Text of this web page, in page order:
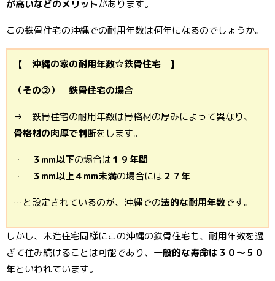
が高いなどのメリットがあります。
この鉄骨住宅の沖縄での耐用年数は何年になるのでしょうか。
【 沖縄の家の耐用年数☆鉄骨住宅 】
（その②） 鉄骨住宅の場合
→ 鉄骨住宅の耐用年数は骨格材の厚みによって異なり、
骨格材の肉厚で判断をします。
・ ３mm以下の場合は１９年間
・
３mm以上４mm未満の場合には２７年
…と設定されているのが、沖縄での法的な耐用年数です。
しかし、木造住宅同様にこの沖縄の鉄骨住宅も、耐用年数を過
ぎて住み続けることは可能であり、 一般的な寿命は３０～５０
年といわれています。